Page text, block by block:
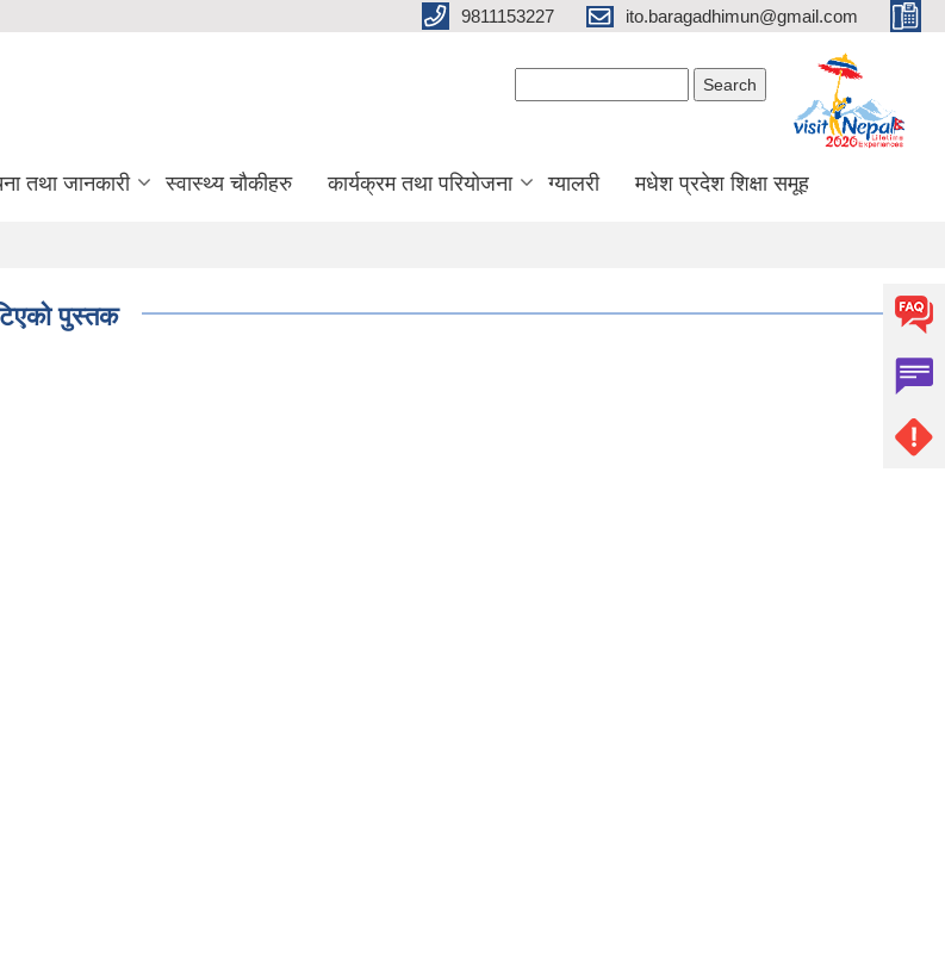
9811153227 ito.baragadhimun@gmail.com
तथा जानकारी स्वास्थ्य चौकीहरु कार्यक्रम तथा परियोजना ग्यालरी मधेश प्रदेश शिक्षा समूह
पुस्तक